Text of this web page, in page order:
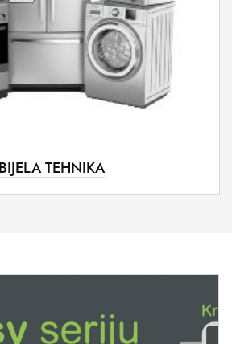
BIJELA TEHNIKA